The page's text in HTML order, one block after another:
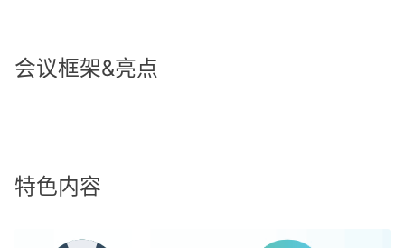
会议框架&亮点
特色内容